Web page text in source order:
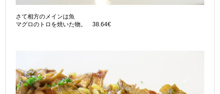
さて相方のメインは魚
マグロのトロを焼いた物。 38.64€